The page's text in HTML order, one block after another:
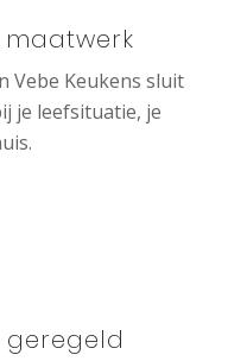
Vebe Keukens sluit
je leefsituatie, je
geregeld